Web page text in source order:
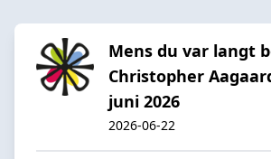
Mens du var langt
Christopher
juni 2026
2026-06-22